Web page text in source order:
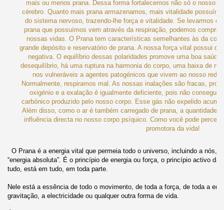
O Prana é a energia vital que permeia todo o universo, incluindo a nós,
“energia absoluta”. É o princípio de energia ou força, o princípio activo da
tudo, está em tudo, em toda parte.
Nele está a essência de todo o movimento, de toda a força, de toda a
gravitação, a electricidade ou qualquer outra forma de vida.